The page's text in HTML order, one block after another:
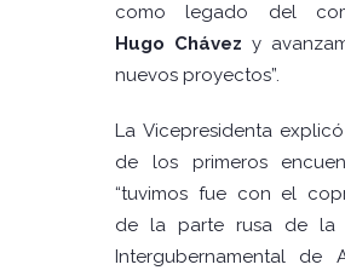
como legado del
Hugo Chávez y
nuevos proyectos”.
La Vicepresidenta
de los primeros
“tuvimos fue con el
de la parte rusa de la
Intergubernamental de